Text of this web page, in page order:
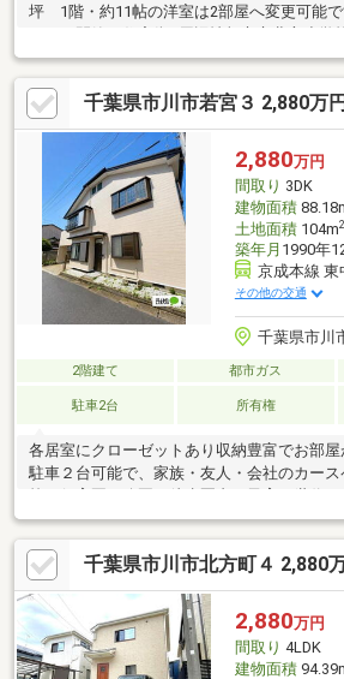
坪 1階・約11帖の洋室は2部屋へ変更可能で
700m）市立下貝塚中学校……徒歩23分（約
園………徒歩８分（約590ｍ）ワイズマート北
780ｍ）マルエツ東菅野店…徒歩11分（約850
ト 市川北方二丁目店…徒歩10分（約780ｍ）
北方店…徒歩12分（約890ｍ）市川本北方郵
350ｍ）「本北方一丁目」バス停…徒歩１分（
千葉県市川市若宮３ 2,880万
2,880万円
間取り 3DK
建物面積
土地面積104m2
築年月 1990年
京成本線 東
その他の交通
千葉県市川
2階建て 都市ガス
駐車2台 所有権
各居室にクローゼットあり収納豊富でお部
駐車２台可能で、家族・友人・会社のカー
リフォーム済みのお部屋で、陽当たりや室
ファミリーに必要なクローゼット等収納豊
リ！敷地内駐車２台可能で、家族・友人・会
確保小学校・保育園・公園が徒歩圏内で子
す！
千葉県市川市北方町４ 2,880
2,880万円
間取り 4LDK
建物面積